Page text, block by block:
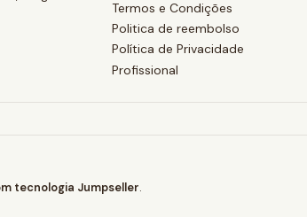
Termos e Condições
Politica de reembolso
Política de Privacidade
Profissional
tecnologia Jumpseller.